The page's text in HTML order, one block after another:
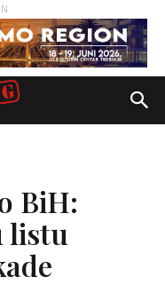
BiH:
listu